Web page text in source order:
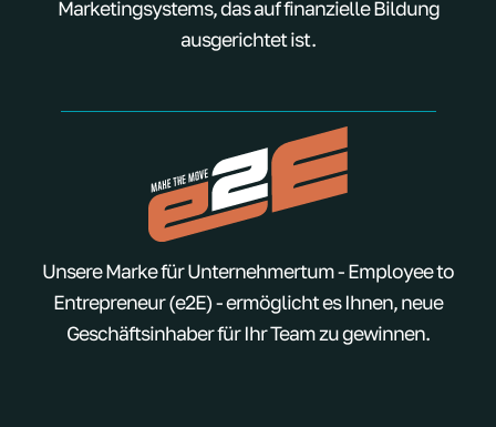
Marketingsystems, das auf finanzielle Bildung
ausgerichtet ist.
Unsere Marke für Unternehmertum - Employee to
Entrepreneur (e2E) - ermöglicht es Ihnen, neue
Geschäftsinhaber für Ihr Team zu gewinnen.